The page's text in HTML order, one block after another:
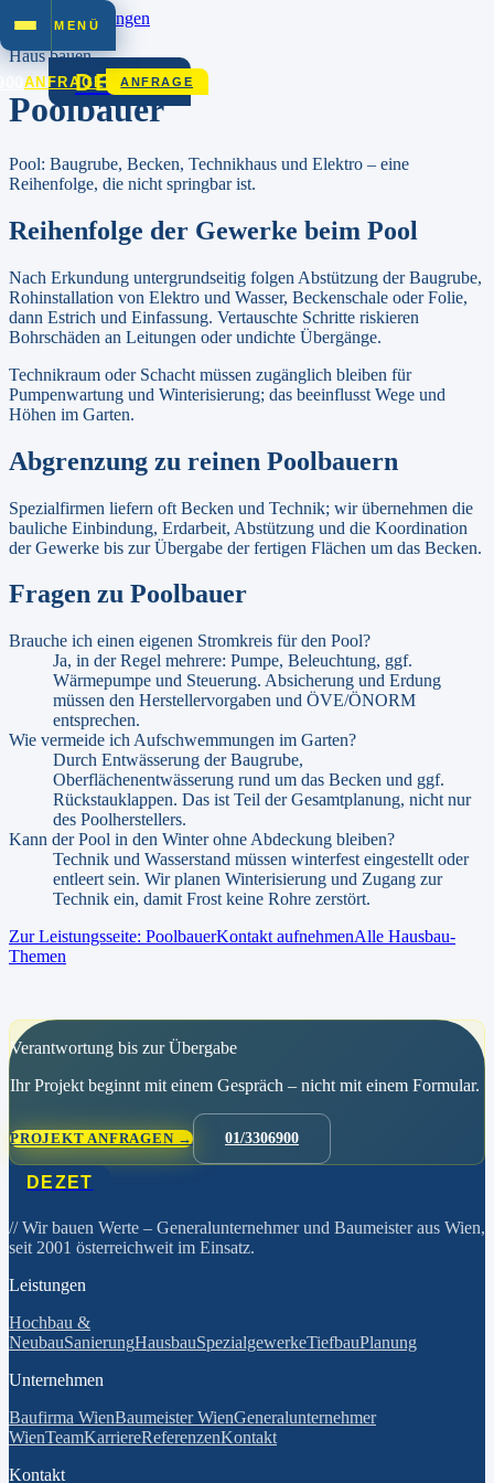
Zum Inhalt springen
MENÜ
DEZET
ANFRAGE ANFRAGE
Haus bauen
Poolbauer
Pool: Baugrube, Becken, Technikhaus und Elektro – eine
Reihenfolge, die nicht springbar ist.
Reihenfolge der Gewerke beim Pool
Nach Erkundung untergrundseitig folgen Abstützung der Baugrube,
Rohinstallation von Elektro und Wasser, Beckenschale oder Folie,
dann Estrich und Einfassung. Vertauschte Schritte riskieren
Bohrschäden an Leitungen oder undichte Übergänge.
Technikraum oder Schacht müssen zugänglich bleiben für
Pumpenwartung und Winterisierung; das beeinflusst Wege und
Höhen im Garten.
Abgrenzung zu reinen Poolbauern
Spezialfirmen liefern oft Becken und Technik; wir übernehmen die
bauliche Einbindung, Erdarbeit, Abstützung und die Koordination
der Gewerke bis zur Übergabe der fertigen Flächen um das Becken.
Fragen zu Poolbauer
Brauche ich einen eigenen Stromkreis für den Pool?
Ja, in der Regel mehrere: Pumpe, Beleuchtung, ggf.
Wärmepumpe und Steuerung. Absicherung und Erdung
müssen den Herstellervorgaben und ÖVE/ÖNORM
entsprechen.
Wie vermeide ich Aufschwemmungen im Garten?
Durch Entwässerung der Baugrube,
Oberflächenentwässerung rund um das Becken und ggf.
Rückstauklappen. Das ist Teil der Gesamtplanung, nicht nur
des Poolherstellers.
Kann der Pool in den Winter ohne Abdeckung bleiben?
Technik und Wasserstand müssen winterfest eingestellt oder
entleert sein. Wir planen Winterisierung und Zugang zur
Technik ein, damit Frost keine Rohre zerstört.
Zur Leistungsseite: PoolbauerKontakt aufnehmenAlle Hausbau-
Themen
Verantwortung bis zur Übergabe
Ihr Projekt beginnt mit einem Gespräch – nicht mit einem Formular.
PROJEKT ANFRAGEN → 01/3306900
DEZET
// Wir bauen Werte – Generalunternehmer und Baumeister aus Wien,
seit 2001 österreichweit im Einsatz.
Leistungen
Hochbau &
NeubauSanierungHausbauSpezialgewerkeTiefbauPlanung
Unternehmen
Baufirma WienBaumeister WienGeneralunternehmer
WienTeamKarriereReferenzenKontakt
Kontakt